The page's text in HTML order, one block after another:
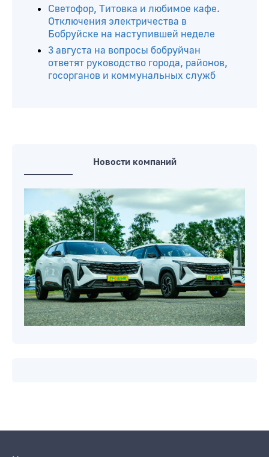
Светофор, Титовка и любимое кафе.
Отключения электричества в
Бобруйске на наступившей неделе
3 августа на вопросы бобруйчан
ответят руководство города, районов,
госорганов и коммунальных служб
Новости компаний